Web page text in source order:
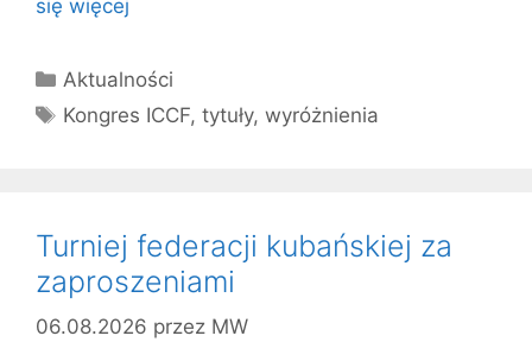
się więcej
Kategorie
Aktualności
Tagi
Kongres ICCF,tytuły,wyróżnienia
Turniej federacji kubańskiej za
zaproszeniami
06.08.2026 przez MW